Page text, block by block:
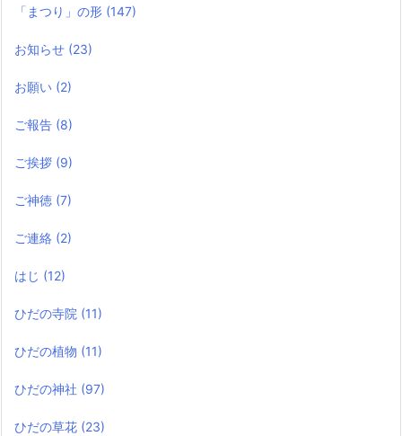
「まつり」の形 (147)
お知らせ (23)
お願い (2)
ご報告 (8)
ご挨拶 (9)
ご神徳 (7)
ご連絡 (2)
はじ (12)
ひだの寺院 (11)
ひだの植物 (11)
ひだの神社 (97)
ひだの草花 (23)